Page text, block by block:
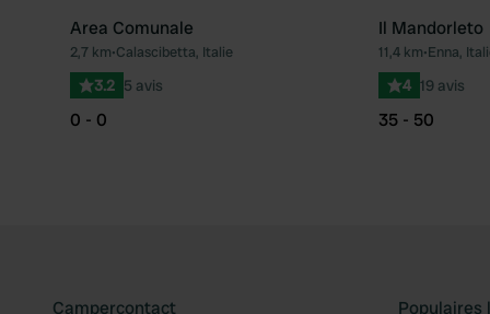
Préféré
Area Comunale
2,7 km•Calascibetta, Italie
3.2 5 avis
0 - 0
Il Mandorleto
11,4 km•Enna,
4 19 avis
35 - 50
Campercontact Populaires